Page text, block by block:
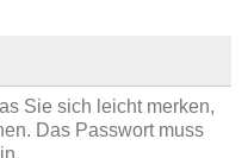
Sie sich leicht merken,
Das Passwort muss